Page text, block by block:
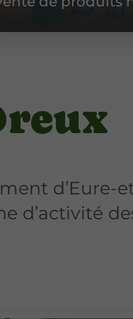
d’Eure-
d’activité